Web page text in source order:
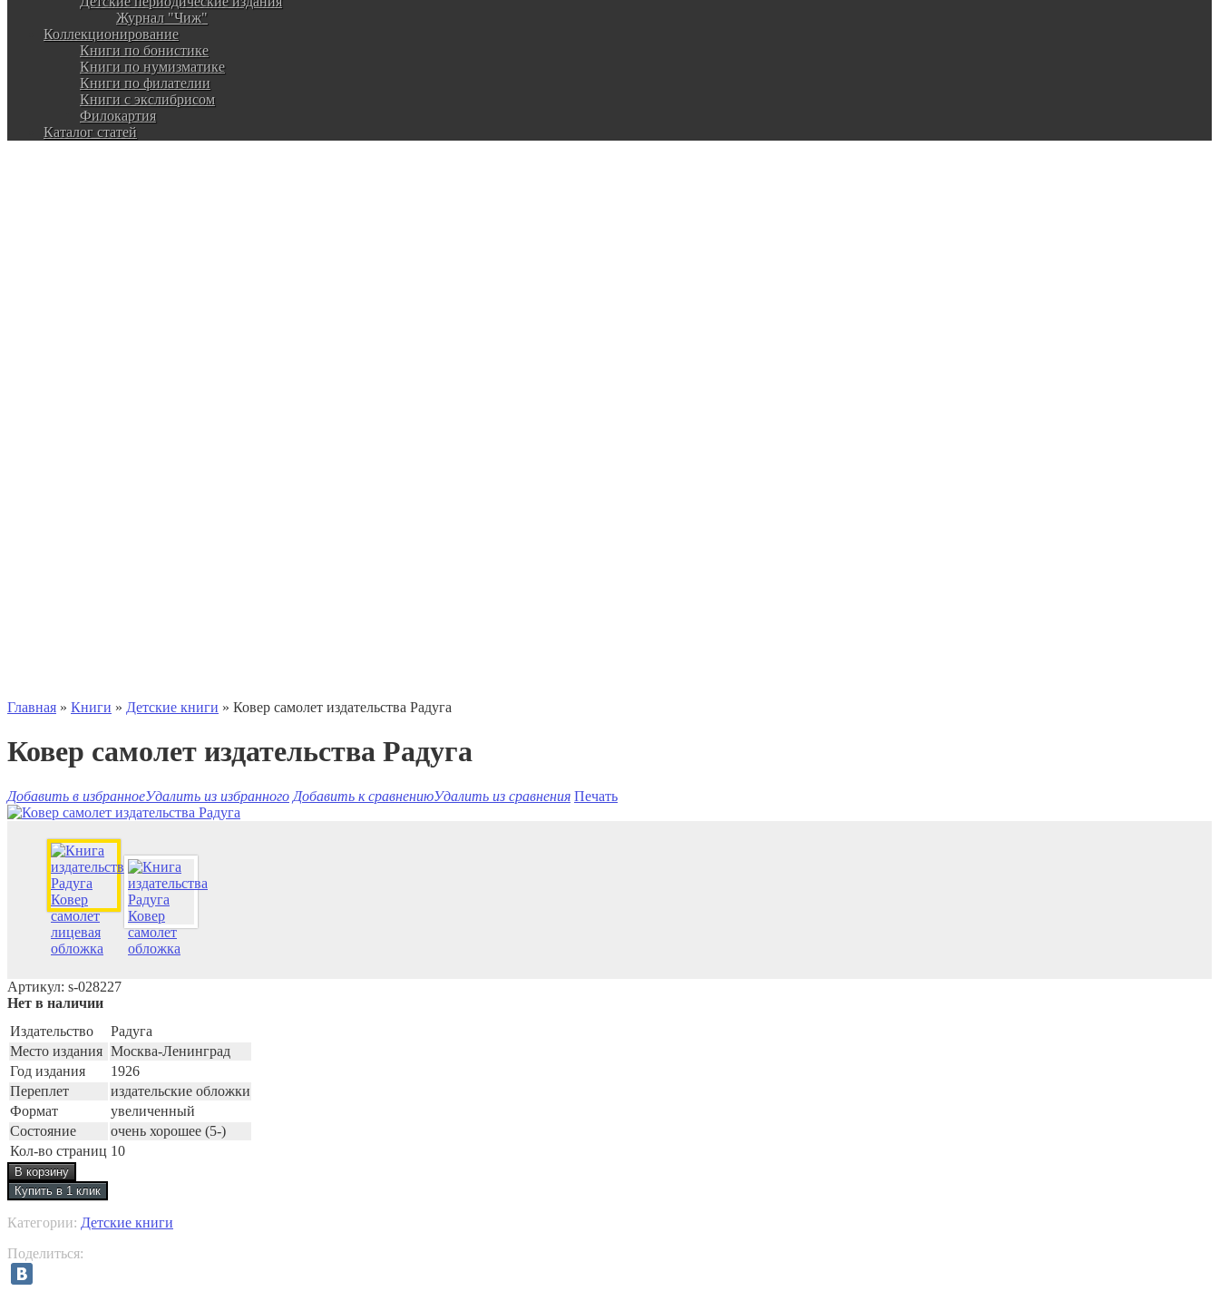
Журнал "Чиж"
Коллекционирование
Книги по бонистике
Книги по нумизматике
Книги по филателии
Книги с экслибрисом
Филокартия
Каталог статей
Главная » Книги » Детские книги » Ковер самолет издательства Радуга
Ковер самолет издательства Радуга
Добавить в избранноеУдалить из избранного Добавить к сравнениюУдалить из сравнения Печать
Артикул: s-028227
Нет в наличии
Издательство
Радуга
Место издания Москва-Ленинград
Год издания
1926
Переплет
издательские обложки
Формат
увеличенный
Состояние
очень хорошее (5-)
Кол-во страниц 10
Категории: Детские книги
Поделиться: